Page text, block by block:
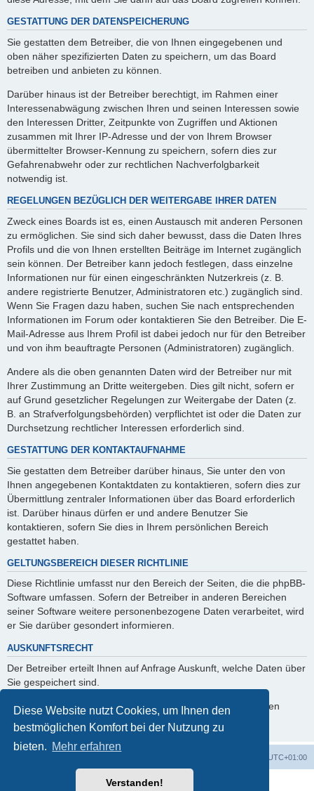
Diese Website nutzt Cookies, um Ihnen den
bestmöglichen Komfort bei der Nutzung zu
bieten. Mehr erfahren
Verstanden!
GESTATTUNG DER DATENSPEICHERUNG
Sie gestatten dem Betreiber, die von Ihnen eingegebenen und
oben näher spezifizierten Daten zu speichern, um das Board
betreiben und anbieten zu können.
Darüber hinaus ist der Betreiber berechtigt, im Rahmen einer
Interessenabwägung zwischen Ihren und seinen Interessen sowie
den Interessen Dritter, Zeitpunkte von Zugriffen und Aktionen
zusammen mit Ihrer IP-Adresse und der von Ihrem Browser
übermittelter Browser-Kennung zu speichern, sofern dies zur
Gefahrenabwehr oder zur rechtlichen Nachverfolgbarkeit
notwendig ist.
REGELUNGEN BEZÜGLICH DER WEITERGABE IHRER DATEN
Zweck eines Boards ist es, einen Austausch mit anderen Personen
zu ermöglichen. Sie sind sich daher bewusst, dass die Daten Ihres
Profils und die von Ihnen erstellten Beiträge im Internet zugänglich
sein können. Der Betreiber kann jedoch festlegen, dass einzelne
Informationen nur für einen eingeschränkten Nutzerkreis (z. B.
andere registrierte Benutzer, Administratoren etc.) zugänglich sind.
Wenn Sie Fragen dazu haben, suchen Sie nach entsprechenden
Informationen im Forum oder kontaktieren Sie den Betreiber. Die E-
Mail-Adresse aus Ihrem Profil ist dabei jedoch nur für den Betreiber
und von ihm beauftragte Personen (Administratoren) zugänglich.
Andere als die oben genannten Daten wird der Betreiber nur mit
Ihrer Zustimmung an Dritte weitergeben. Dies gilt nicht, sofern er
auf Grund gesetzlicher Regelungen zur Weitergabe der Daten (z.
B. an Strafverfolgungsbehörden) verpflichtet ist oder die Daten zur
Durchsetzung rechtlicher Interessen erforderlich sind.
GESTATTUNG DER KONTAKTAUFNAHME
Sie gestatten dem Betreiber darüber hinaus, Sie unter den von
Ihnen angegebenen Kontaktdaten zu kontaktieren, sofern dies zur
Übermittlung zentraler Informationen über das Board erforderlich
ist. Darüber hinaus dürfen er und andere Benutzer Sie
kontaktieren, sofern Sie dies in Ihrem persönlichen Bereich
gestattet haben.
GELTUNGSBEREICH DIESER RICHTLINIE
Diese Richtlinie umfasst nur den Bereich der Seiten, die die phpBB-
Software umfassen. Sofern der Betreiber in anderen Bereichen
seiner Software weitere personenbezogene Daten verarbeitet, wird
er Sie darüber gesondert informieren.
AUSKUNFTSRECHT
Der Betreiber erteilt Ihnen auf Anfrage Auskunft, welche Daten über
Sie gespeichert sind.
Sie können jederzeit die Löschung bzw. Sperrung Ihrer Daten
verlangen. Kontaktieren Sie hierzu bitte den Betreiber.
UTC+01:00
Powered byphpBB® Forum Software © phpBB Limited